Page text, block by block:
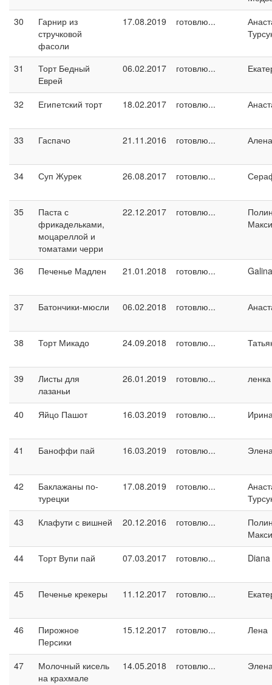
30
Гарнир из
стручковой
фасоли
17.08.2019 готовлю...
31
Торт Бедный
Еврей
06.02.2017 готовлю...
32 Египетский торт 18.02.2017 готовлю...
33 Гаспачо 21.11.2016 готовлю... Алена
34 Суп Журек 26.08.2017 готовлю...
35
Паста с
фрикадельками,
моцареллой и
томатами черри
22.12.2017 готовлю...
36 Печенье Мадлен 21.01.2018 готовлю...
37 Батончики-мюсли 06.02.2018 готовлю...
38 Торт Микадо 24.09.2018 готовлю...
39
Листы для
лазаньи
26.01.2019 готовлю...
40 Яйцо Пашот 16.03.2019 готовлю...
41 Баноффи пай 16.03.2019 готовлю...
42
Баклажаны по-
турецки
17.08.2019 готовлю...
43
Клафути с вишней 20.12.2016 готовлю...
44
Торт Вупи пай 07.03.2017 готовлю... Diana
45 Печенье крекеры 11.12.2017 готовлю...
46
Пирожное
Персики
15.12.2017 готовлю... Лена
47
Молочный кисель
на крахмале
14.05.2018 готовлю...